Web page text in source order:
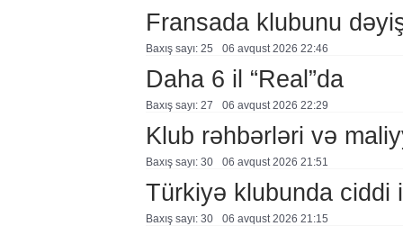
Fransada klubunu
Baxış sayı: 25 06 avqust 2026 22:46
Daha 6 il “Real”da
Baxış sayı: 27 06 avqust 2026 22:29
Klub rəhbərləri və
Baxış sayı: 30 06 avqust 2026 21:51
Türkiyə klubunda ciddi
Baxış sayı: 30 06 avqust 2026 21:15